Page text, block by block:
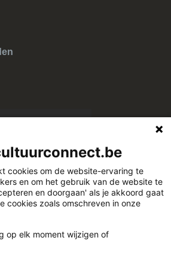
cookies om de website-ervaring te
en om het gebruik van de website te
en doorgaan' als je akkoord gaat
cookies zoals omschreven in onze
op elk moment wijzigen of